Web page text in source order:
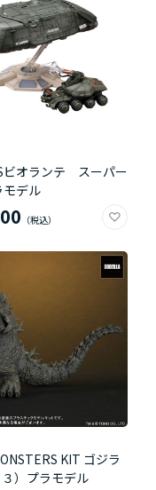
ビオランテ スーパー
デル
KIT ゴジラ
３）プラモデル